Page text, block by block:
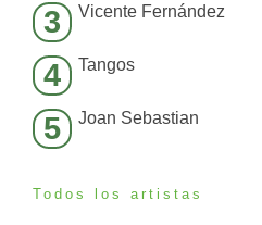
3 Vicente Fernández
4 Tangos
5 Joan Sebastian
Todos los artistas